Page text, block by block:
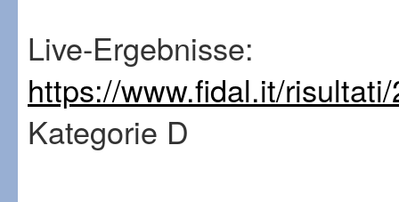
Live-Ergebnisse:
https://www.fidal.it/
Kategorie D